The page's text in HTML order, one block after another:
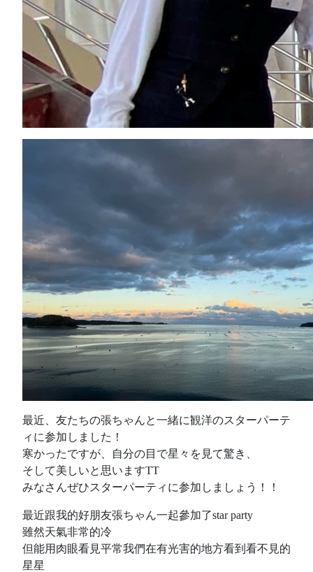
最近、友たちの張ちゃんと一緒に観洋のスターパーテ
ィに参加しました！
寒かったですが、自分の目で星々を見て驚き、
そして美しいと思いますTT
みなさんぜひスターパーティに参加しましょう！！
最近跟我的好朋友張ちゃん一起參加了star party
雖然天氣非常的冷
但能用肉眼看見平常我們在有光害的地方看到看不見的
星星